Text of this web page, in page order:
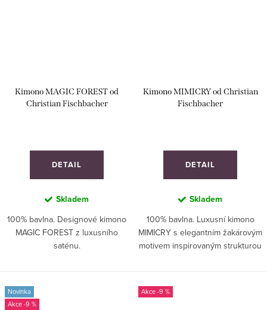
Kimono MAGIC FOREST od
Christian Fischbacher
DETAIL
Skladem
100% bavlna. Designové kimono
MAGIC FOREST z luxusního
saténu.
Kimono MIMICRY od Christian
Fischbacher
DETAIL
Skladem
100% bavlna. Luxusní kimono
MIMICRY s elegantním žakárovým
motivem inspirovaným strukturou
Novinka
-9 %
-9 %